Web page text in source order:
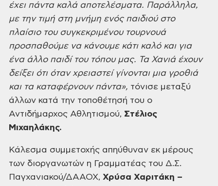
έχει πάντα καλά αποτελέσματα. Παράλληλα,
με την τιμή στη μνήμη ενόςπαιδιού στο
πλαίσιο του συγκεκριμένου τουρνουά
προσπαθούμε να κάνουμε κάτι καλόκαι για
ένα άλλο παιδί του τόπου μας. Τα Χανιά έχουν
δείξει ότι όταν χρειαστείγίνονται μια γροθιά
και τα καταφέρνουν πάντα», τόνισε μεταξύ
άλλων κατά την τοποθέτησή του ο
Αντιδήμαρχος Αθλητισμού, Στέλιος
Μιχαηλάκης.
Κάλεσμα συμμετοχής απηύθυναν εκ μέρους
των διοργανωτών η Γραμματέας του Δ.Σ.
Παγχανιακού/ΔΑΑΟΧ, Χρύσα Χαριτάκη –